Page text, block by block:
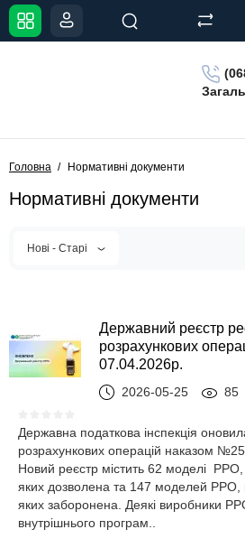
Головна Нормативні документи
Нормативні документи
Нові - Старі
Державний реєстр
розрахункових
07.04.2026р.
2026-05-25 85
Державна податкова інспекція
розрахункових операцій наказом
Новий реєстр містить 62 моделі РРО,
яких дозволена та 147 моделей РРО,
яких заборонена. Деякі виробники
внутрішнього програм..